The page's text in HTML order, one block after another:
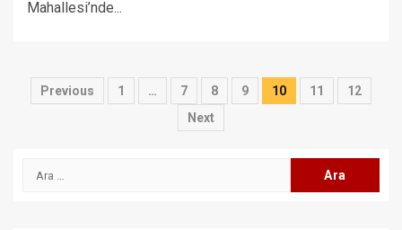
Mahallesi’nde...
Yazı
Previous 1 … 7 8 9 10 11
12
Next
Arama: